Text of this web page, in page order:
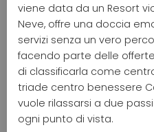
viene data da un Resort
Neve, offre una doccia
servizi senza un vero
facendo parte delle
di classificarla come
triade centro benessere
vuole rilassarsi a due
ogni punto di vista.